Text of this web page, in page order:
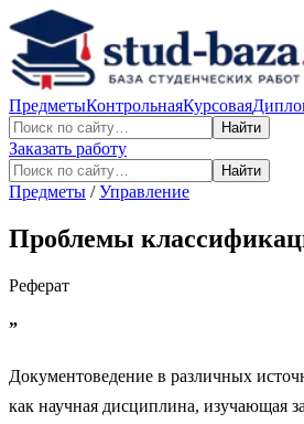
ПредметыКонтрольнаяКурсовая
Найти
Заказать работу
Найти
Предметы /Управление
Проблемы
Реферат
”
Документоведение в различных
как научная дисциплина, изучающая